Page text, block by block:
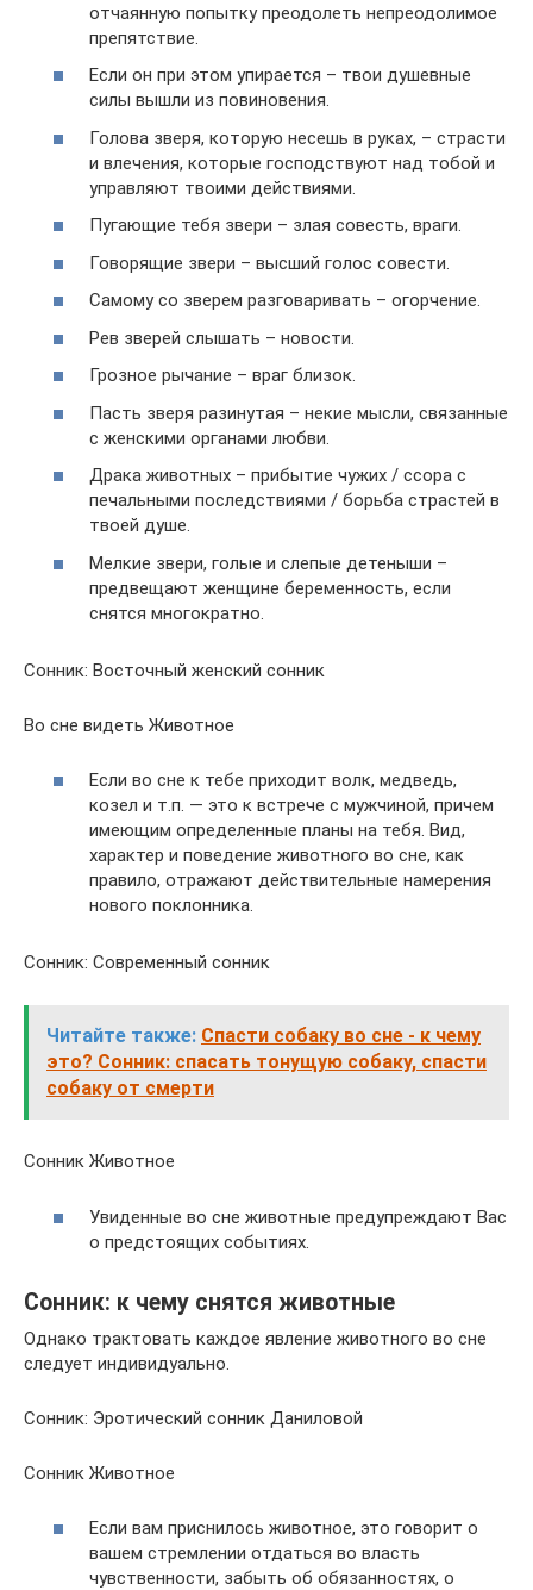
отчаянную попытку преодолеть непреодолимое
препятствие.
Если он при этом упирается – твои душевные
силы вышли из повиновения.
Голова зверя, которую несешь в руках, – страсти
и влечения, которые господствуют над тобой и
управляют твоими действиями.
Пугающие тебя звери – злая совесть, враги.
Говорящие звери – высший голос совести.
Самому со зверем разговаривать – огорчение.
Рев зверей слышать – новости.
Грозное рычание – враг близок.
Пасть зверя разинутая – некие мысли, связанные
с женскими органами любви.
Драка животных – прибытие чужих / ссора с
печальными последствиями / борьба страстей в
твоей душе.
Мелкие звери, голые и слепые детеныши –
предвещают женщине беременность, если
снятся многократно.
Сонник: Восточный женский сонник
Во сне видеть Животное
Если во сне к тебе приходит волк, медведь,
козел и т.п. — это к встрече с мужчиной, причем
имеющим определенные планы на тебя. Вид,
характер и поведение животного во сне, как
правило, отражают действительные намерения
нового поклонника.
Сонник: Современный сонник
Читайте также: Спасти собаку во сне - к чему
это? Сонник: спасать тонущую собаку, спасти
собаку от смерти
Сонник Животное
Увиденные во сне животные предупреждают Вас
о предстоящих событиях.
Сонник: к чему снятся животные
Однако трактовать каждое явление животного во сне
следует индивидуально.
Сонник: Эротический сонник Даниловой
Сонник Животное
Если вам приснилось животное, это говорит о
вашем стремлении отдаться во власть
чувственности, забыть об обязанностях, о